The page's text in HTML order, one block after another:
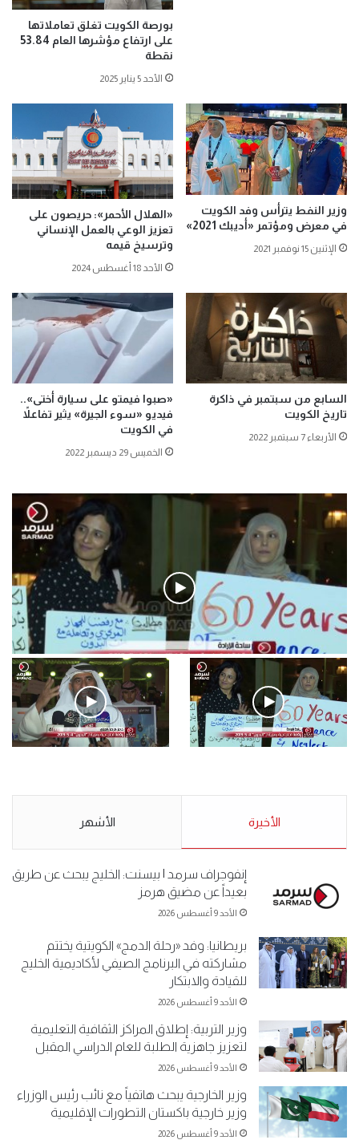
بورصة الكويت تغلق تعاملاتها
على ارتفاع مؤشرها العام 53.84
نقطة
الأحد 5 يناير 2025
وزير النفط يترأس وفد الكويت
في معرض ومؤتمر «أديبك 2021»
الإثنين 15 نوفمبر 2021
«الهلال الأحمر»: حريصون على
تعزيز الوعي بالعمل الإنساني
وترسيخ قيمه
الأحد 18 أغسطس 2024
السابع من سبتمبر في ذاكرة
تاريخ الكويت
الأربعاء 7 سبتمبر 2022
«صبوا فيمتو على سيارة أختى»..
فيديو «سوء الجيرة» يثير تفاعلاً
في الكويت
الخميس 29 ديسمبر 2022
فيديو
.وقفة احتجاجية رمزية لـ”#البدون” في ساحة الإرادة 4-5-2019.
الأحد 5 مايو 2019
5-2019.
نبيع مخدرات يعني ولا خمر؟!.
الأخيرة الأشهر
إنفوجراف سرمد | بيسنت: الخليج يبحث عن طريق
بعيداً عن مضيق هرمز
الأحد 9 أغسطس 2026
بريطانيا: وفد «رحلة الدمج» الكويتية يختتم
مشاركته في البرنامج الصيفي لأكاديمية الخليج
للقيادة والابتكار
الأحد 9 أغسطس 2026
وزير التربية: إطلاق المراكز الثقافية التعليمية
لتعزيز جاهزية الطلبة للعام الدراسي المقبل
الأحد 9 أغسطس 2026
وزير الخارجية يبحث هاتفياً مع نائب رئيس الوزراء
وزير خارجية باكستان التطورات الإقليمية
الأحد 9 أغسطس 2026